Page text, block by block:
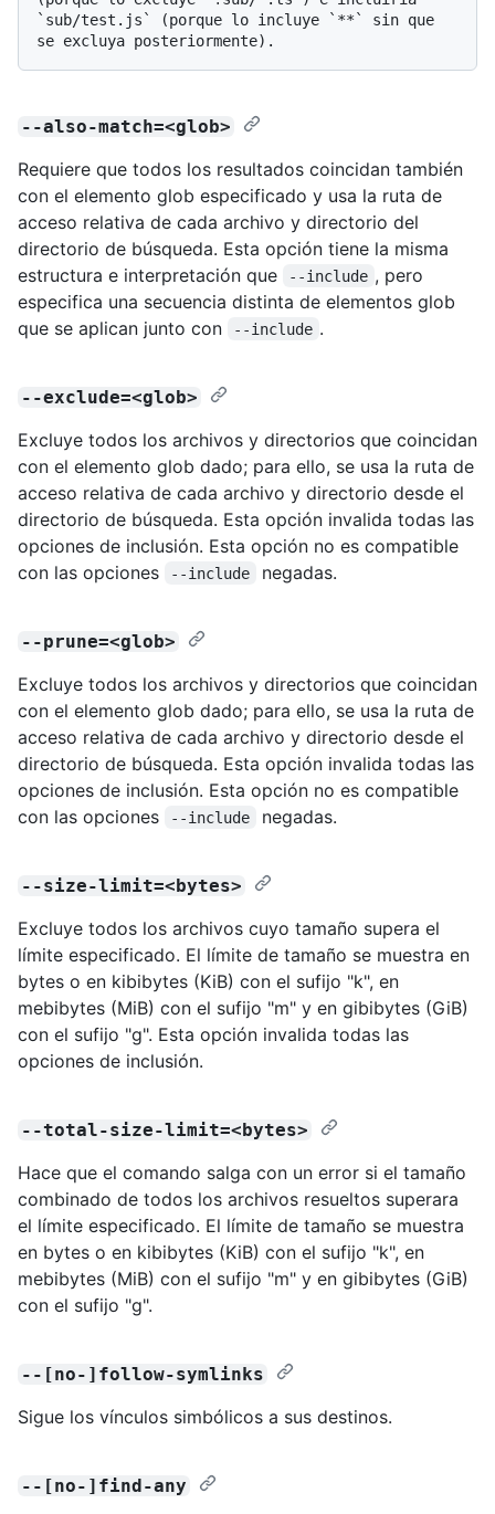
`sub/test.js` (porque lo incluye `**` sin que
--also-match=<glob>
Requiere que todos los resultados coincidan también
con el elemento glob especificado y usa la ruta de
acceso relativa de cada archivo y directorio del
directorio de búsqueda. Esta opción tiene la misma
estructura e interpretación que
--include , pero
especifica una secuencia distinta de elementos glob
que se aplican junto con
--include .
--exclude=<glob>
Excluye todos los archivos y directorios que coincidan
con el elemento glob dado; para ello, se usa la ruta de
acceso relativa de cada archivo y directorio desde el
directorio de búsqueda. Esta opción invalida todas las
opciones de inclusión. Esta opción no es compatible
con las opciones
--include negadas.
--prune=<glob>
Excluye todos los archivos y directorios que coincidan
con el elemento glob dado; para ello, se usa la ruta de
acceso relativa de cada archivo y directorio desde el
directorio de búsqueda. Esta opción invalida todas las
opciones de inclusión. Esta opción no es compatible
con las opciones
--include negadas.
--size-limit=<bytes>
Excluye todos los archivos cuyo tamaño supera el
límite especificado. El límite de tamaño se muestra en
bytes o en kibibytes (KiB) con el sufijo "k", en
mebibytes (MiB) con el sufijo "m" y en gibibytes (GiB)
con el sufijo "g". Esta opción invalida todas las
opciones de inclusión.
--total-size-limit=<bytes>
Hace que el comando salga con un error si el tamaño
combinado de todos los archivos resueltos superara
el límite especificado. El límite de tamaño se muestra
en bytes o en kibibytes (KiB) con el sufijo "k", en
mebibytes (MiB) con el sufijo "m" y en gibibytes (GiB)
con el sufijo "g".
--[no-]follow-symlinks
Sigue los vínculos simbólicos a sus destinos.
--[no-]find-any